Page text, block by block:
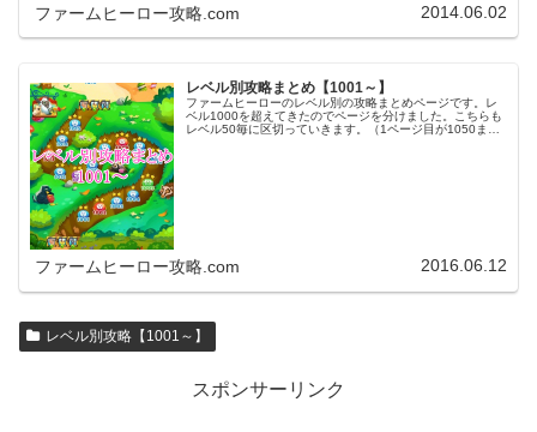
ファームヒーロー攻略.com 2014.06.02
レベル別攻略まとめ【1001～】
ファームヒーローのレベル別の攻略まとめページです。レ
ベル1000を超えてきたのでページを分けました。こちらも
レベル50毎に区切っていきます。（1ページ目が1050ま
ファームヒーロー攻略.com 2016.06.12
レベル別攻略【1001～】
スポンサーリンク